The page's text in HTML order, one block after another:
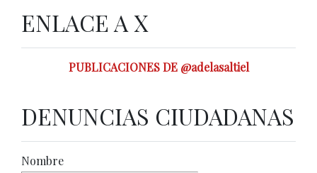
ENLACE A X
PUBLICACIONES DE @adelasaltiel
DENUNCIAS CIUDADANAS
Nombre